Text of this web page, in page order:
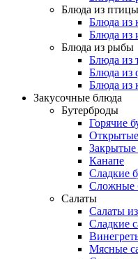
Блюда из птицы
Блюда из
Блюда из
Блюда из рыбы
Блюда из
Блюда из
Блюда из
Закусочные блюда
Бутерброды
Горячие
Закрытые
Канапе
Сладкие
Сложные
Салаты
Салаты
Сладкие
Мясные